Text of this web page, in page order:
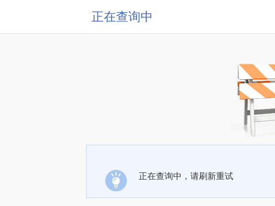
正在查询中
正在查询中，请刷新重试